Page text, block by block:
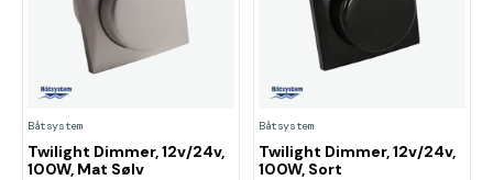
Båtsystem
Twilight Dimmer, 12v/24v,
100W, Mat Sølv
Båtsystem
Twilight Dimmer, 12v/24v,
100W, Sort